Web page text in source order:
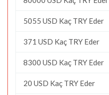
5055 USD Kaç TRY Eder
371 USD Kaç TRY Eder
8300 USD Kaç TRY Eder
20 USD Kaç TRY Eder